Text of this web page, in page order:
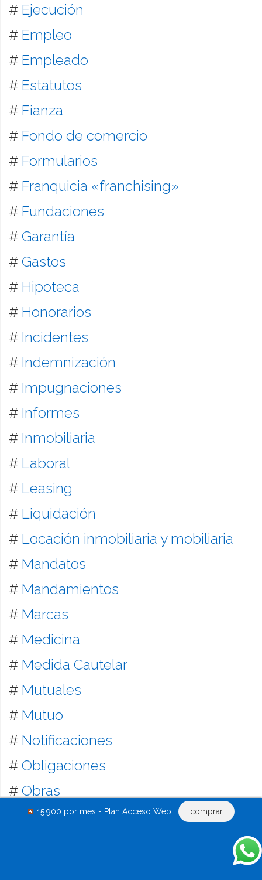
15.900 por mes - Plan Acceso Web comprar
# Ejecución
# Empleo
# Empleado
# Estatutos
# Fianza
# Fondo de comercio
# Formularios
# Franquicia «franchising»
# Fundaciones
# Garantía
# Gastos
# Hipoteca
# Honorarios
# Incidentes
# Indemnización
# Impugnaciones
# Informes
# Inmobiliaria
# Laboral
# Leasing
# Liquidación
# Locación inmobiliaria y mobiliaria
# Mandatos
# Mandamientos
# Marcas
# Medicina
# Medida Cautelar
# Mutuales
# Mutuo
# Notificaciones
# Obligaciones
# Obras
Oficios